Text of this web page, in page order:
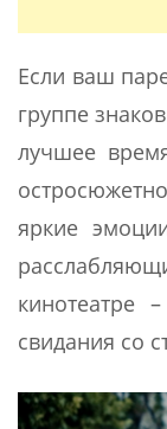
Если ваш
группе
лучшее
яркие
кинотеатре
свидания со